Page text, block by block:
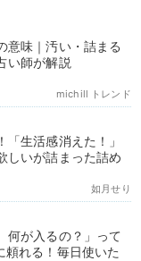
意味｜汚い・詰まる
い師が解説
michill トレンド
生活感消えた！」
しいが詰まった詰め
如月せり
何が入るの？」って
れる！毎日使いた